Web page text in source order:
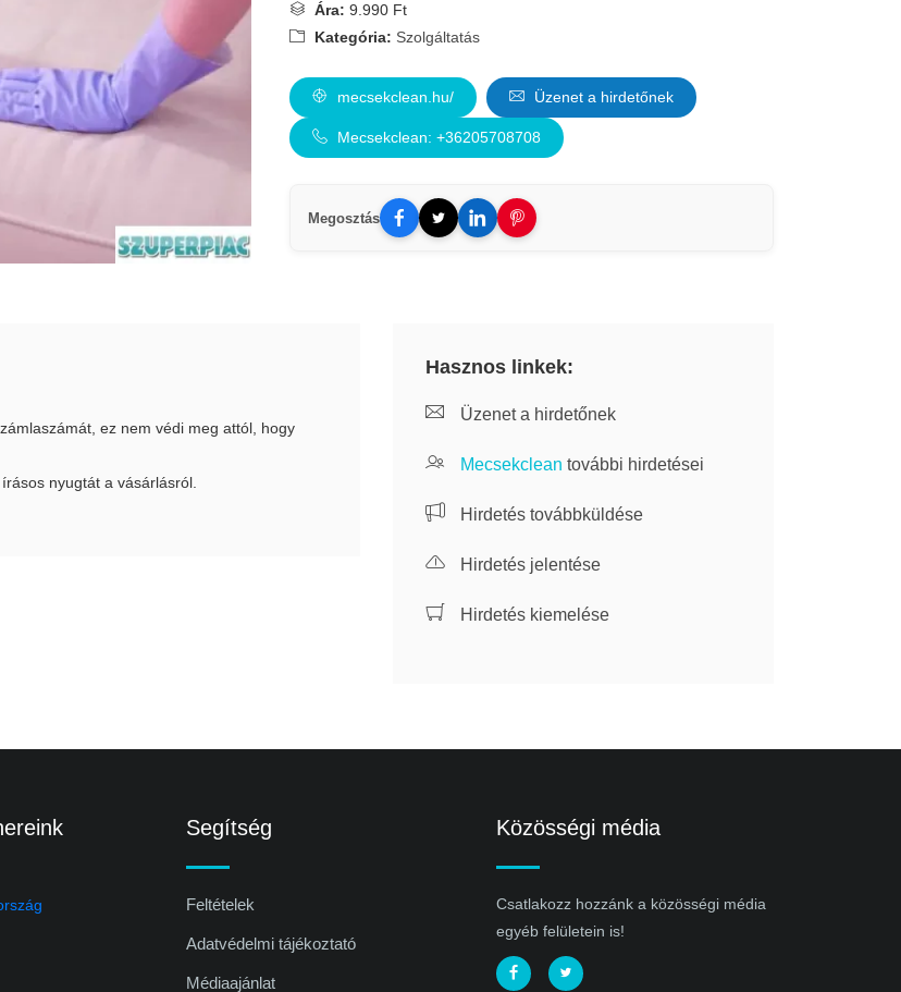
Ára: 9.990 Ft
Kategória: Szolgáltatás
mecsekclean.hu/ Üzenet a hirdetőnek
Mecsekclean: +36205708708
Megosztás
ez nem védi meg attól, hogy
nyugtát a vásárlásról.
Hasznos linkek:
Üzenet a hirdetőnek
Mecsekclean további hirdetései
Hirdetés továbbküldése
Hirdetés jelentése
Hirdetés kiemelése
Segítség
Feltételek
Adatvédelmi tájékoztató
Médiaajánlat
Közösségi média
Csatlakozz hozzánk a közösségi média
egyéb felületein is!